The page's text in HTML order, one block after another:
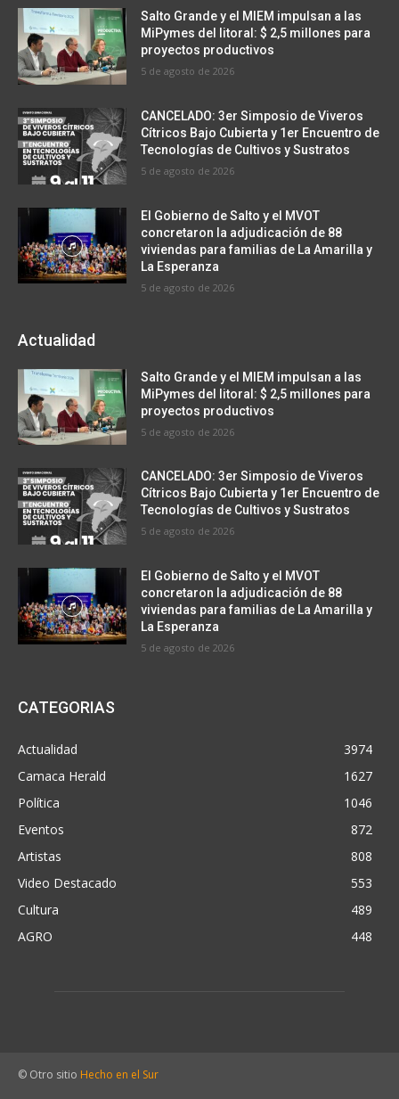
Salto Grande y el MIEM impulsan a las
MiPymes del litoral: $ 2,5 millones para
proyectos productivos
5 de agosto de 2026
CANCELADO: 3er Simposio de Viveros
Cítricos Bajo Cubierta y 1er Encuentro de
Tecnologías de Cultivos y Sustratos
5 de agosto de 2026
El Gobierno de Salto y el MVOT
concretaron la adjudicación de 88
viviendas para familias de La Amarilla y
La Esperanza
5 de agosto de 2026
Actualidad
Salto Grande y el MIEM impulsan a las
MiPymes del litoral: $ 2,5 millones para
proyectos productivos
5 de agosto de 2026
CANCELADO: 3er Simposio de Viveros
Cítricos Bajo Cubierta y 1er Encuentro de
Tecnologías de Cultivos y Sustratos
5 de agosto de 2026
El Gobierno de Salto y el MVOT
concretaron la adjudicación de 88
viviendas para familias de La Amarilla y
La Esperanza
5 de agosto de 2026
CATEGORIAS
Actualidad
3974
Camaca Herald
1627
Política
1046
Eventos
872
Artistas
808
Video Destacado
553
Cultura
489
AGRO
448
© Otro sitio Hecho en el Sur